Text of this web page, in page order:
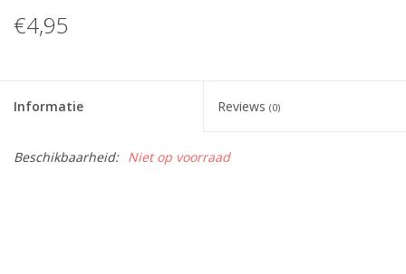
€4,95
Informatie Reviews (0)
Beschikbaarheid: Niet op voorraad